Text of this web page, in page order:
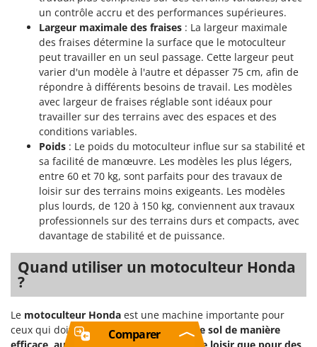
un contrôle accru et des performances supérieures.
Largeur maximale des fraises : La largeur maximale
des fraises détermine la surface que le motoculteur
peut travailler en un seul passage. Cette largeur peut
varier d'un modèle à l'autre et dépasser 75 cm, afin de
répondre à différents besoins de travail. Les modèles
avec largeur de fraises réglable sont idéaux pour
travailler sur des terrains avec des espaces et des
conditions variables.
Poids : Le poids du motoculteur influe sur sa stabilité et
sa facilité de manœuvre. Les modèles les plus légers,
entre 60 et 70 kg, sont parfaits pour des travaux de
loisir sur des terrains moins exigeants. Les modèles
plus lourds, de 120 à 150 kg, conviennent aux travaux
professionnels sur des terrains durs et compacts, avec
davantage de stabilité et de puissance.
Quand utiliser un motoculteur Honda
?
Le motoculteur Honda est une machine importante pour
ceux qui doivent
préparer et travailler le sol de manière
Comparer